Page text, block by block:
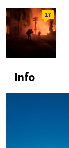
17
Info